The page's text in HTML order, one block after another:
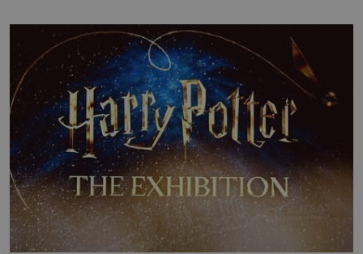
muž. Manželství nám oběma moc nesvědčilo, brzy jsme
zjistili, že